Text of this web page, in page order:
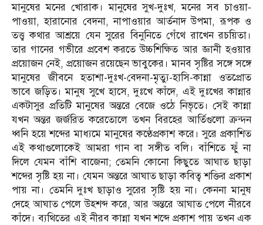
মানুষের মনের খোরাক। মানুষের সুখ-দুঃখ, মনের সব চাওয়া-
পাওয়া, হারানোর বেদনা, নাপাওয়ার আর্তনাদ উপমা, রূপক ও
তত্ত্ব কথার আশ্রয়ে যেন সুরের বিনুনিতে গেঁথে রাখেন রচয়িতা।
তার গানের গভীরে প্রবেশ করতে উচ্চশিক্ষিত আর জ্ঞানী হওয়ার
প্রয়োজন নেই, প্রয়োজন রয়েছেন ভাবুকের। মানব সৃষ্টির সঙ্গে সঙ্গে
মানুষের জীবনে হতাশা-দুঃখ-বেদনা-মৃত্যু-হাসি-কান্না ওতপ্রোত
ভাবে জড়িত। মানুষ সুখে হাসে, দুঃখে কাঁদে, এই দুঃখের কান্নার
একটাসুর প্রতিটি মানুষের অন্তরে বেজে ওঠে নিভৃতে। সেই কান্না
যখন অন্তর জর্জরিত করেতোলে তখন বিরহের আর্তিগুলো ক্রন্দন
ধ্বনি হয়ে শব্দের মাধ্যমে মানুষের কণ্ঠেপ্রকাশ করে। সুরে প্রকাশিত
এই কথাগুলোকেই আমরা গান বা সঙ্গীত বলি। বাঁশিতে ফুঁ না
দিলে যেমন বাঁশি বাজেনা; তেমনি কোনো কিছুতে আঘাত ছাড়া
শব্দের সৃষ্টি হয় না। যেমন অন্তরে আঘাত ছাড়া কবিত্ব শক্তির প্রকাশ
পায় না। তেমনি দুঃখ ছাড়াও সুরের সৃষ্টি হয় না। কেননা মানুষ
দেহে আঘাত পেলে উহ্শব্দ করে, আর অন্তরে আঘাত পেলে নীরবে
কাঁদে। ব্যথিতের এই নীরব কান্না যখন শব্দে প্রকাশ পায় তখন এক